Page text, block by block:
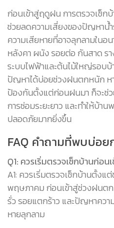
ก่อนเข้าสู่ฤดูฝน การตรวจเช็
ช่วยลดความเสี่ยงของปัญหาน้
ความเสียหายที่อาจลุกลามในอ
หลังคา ผนัง รอยต่อ กันสาด ร
ระบบไฟฟ้าและต้นไม้ใหญ่รอบ
ปัญหาได้บ่อยช่วงฝนตกหนัก ห
ป้องกันตั้งแต่ก่อนฝนมา ก็จะช่ว
การซ่อมระยะยาว และทำให้บ้
ปลอดภัยมากยิ่งขึ้น
FAQ คำถามที่พบบ่อ
Q1: ควรเริ่มตรวจเช็กบ้านก่อ
A1: ควรเริ่มตรวจเช็กบ้านตั้งแ
พฤษภาคม ก่อนเข้าสู่ช่วงฝนตก
รั่ว รอยแตกร้าว และปัญหาคว
หายลุกลาม